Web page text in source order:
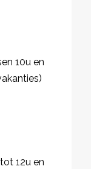
10u en
12u en